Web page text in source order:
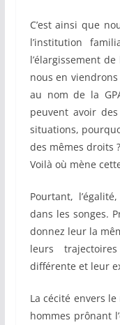
C’est ainsi que
l’institution
l’élargissement
nous en
au nom de la
peuvent avoir
situations,
des mêmes droits ?
Voilà où mène
Pourtant,
dans les songes.
donnez leur la
leurs
différente et leur
La cécité envers
hommes prônant